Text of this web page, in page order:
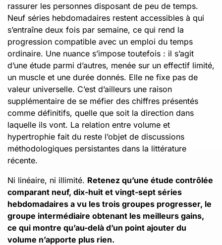
rassurer les personnes disposant de peu de temps.
Neuf séries hebdomadaires restent accessibles à qui
s’entraîne deux fois par semaine, ce qui rend la
progression compatible avec un emploi du temps
ordinaire. Une nuance s’impose toutefois : il s’agit
d’une étude parmi d’autres, menée sur un effectif limité,
un muscle et une durée donnés. Elle ne fixe pas de
valeur universelle. C’est d’ailleurs une raison
supplémentaire de se méfier des chiffres présentés
comme définitifs, quelle que soit la direction dans
laquelle ils vont. La relation entre volume et
hypertrophie fait du reste l’objet de discussions
méthodologiques persistantes dans la littérature
récente.
Ni linéaire, ni illimité. Retenez qu’une étude contrôlée
comparant neuf, dix-huit et vingt-sept séries
hebdomadaires a vu les trois groupes progresser, le
groupe intermédiaire obtenant les meilleurs gains,
ce qui montre qu’au-delà d’un point ajouter du
volume n’apporte plus rien.